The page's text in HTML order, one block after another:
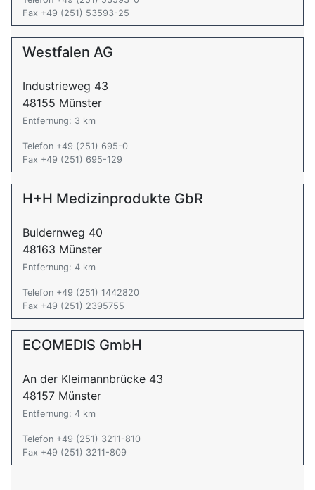
Fax +49 (251) 53593-25
Westfalen AG
Industrieweg 43
48155 Münster
Entfernung: 3 km
Telefon +49 (251) 695-0
Fax +49 (251) 695-129
H+H Medizinprodukte GbR
Buldernweg 40
48163 Münster
Entfernung: 4 km
Telefon +49 (251) 1442820
Fax +49 (251) 2395755
ECOMEDIS GmbH
An der Kleimannbrücke 43
48157 Münster
Entfernung: 4 km
Telefon +49 (251) 3211-810
Fax +49 (251) 3211-809